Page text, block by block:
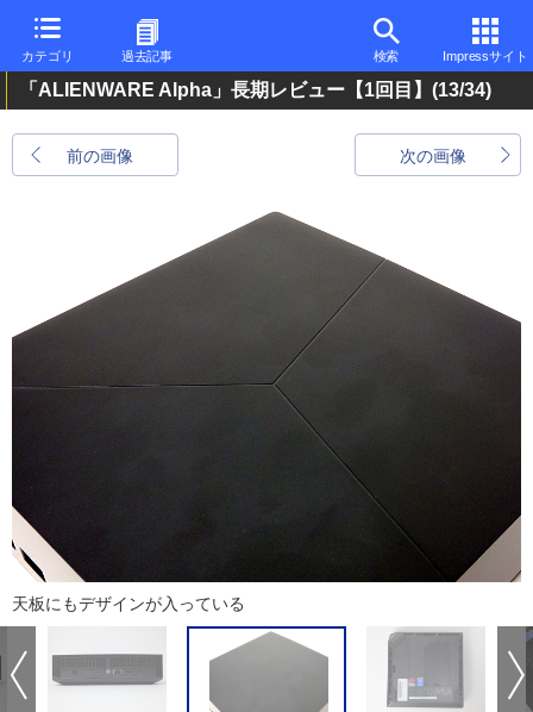
カテゴリ 過去記事 検索 Impressサイト
「ALIENWARE Alpha」長期レビュー【1回目】 (13/34)
前の画像 次の画像
天板にもデザインが入っている